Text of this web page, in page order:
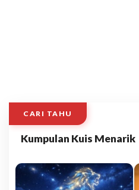
CARI TAHU
Kumpulan Kuis Menarik